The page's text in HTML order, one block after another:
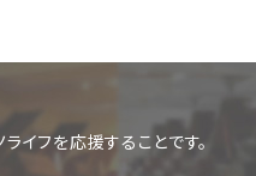
スタッフレビュー
イフを応援することです。